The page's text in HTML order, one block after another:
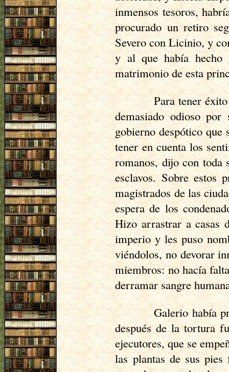
inmensos tesoros,
procurado un retiro
Severo con Licinio, y
y al que había hecho
matrimonio de esta
Para tener
demasiado odioso
gobierno despótico que
tener en cuenta los
romanos, dijo con toda
esclavos. Sobre estos
magistrados de las
espera de los
Hizo arrastrar a casas
imperio y les puso
viéndolos, no devorar
miembros: no hacía
derramar sangre
Galerio había
después de la tortura
ejecutores, que se
las plantas de sus